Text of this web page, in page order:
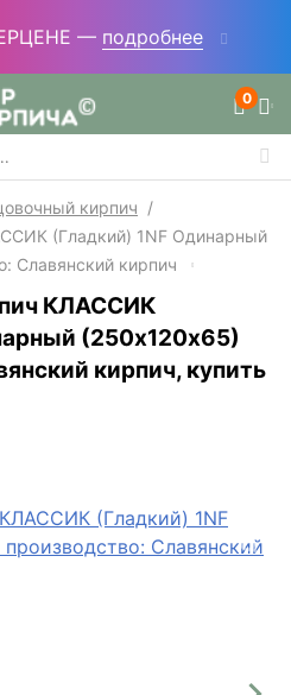
— подробнее
0
кирпич /
(Гладкий) 1NF Одинарный
Славянский кирпич
КЛАССИК
(250х120х65)
кирпич, купить